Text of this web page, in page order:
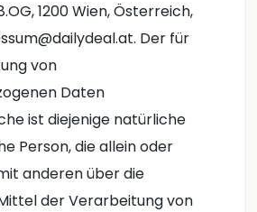
1200 Wien, Österreich,
Der für
von
Daten
ist diejenige natürliche
Person, die allein oder
anderen über die
der Verarbeitung von